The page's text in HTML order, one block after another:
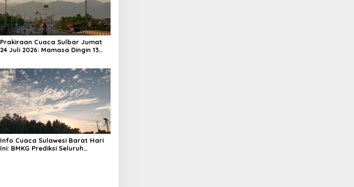
Prakiraan Cuaca Sulbar Jumat
24 Juli 2026: Mamasa Dingin 13
Info Cuaca Sulawesi Barat Hari
Ini: BMKG Prediksi Seluruh